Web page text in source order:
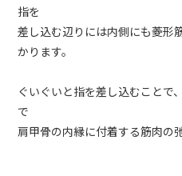
指を
差し込む辺りには内側にも菱
かります。
ぐいぐいと指を差し込むことで
で
肩甲骨の内縁に付着する筋肉の